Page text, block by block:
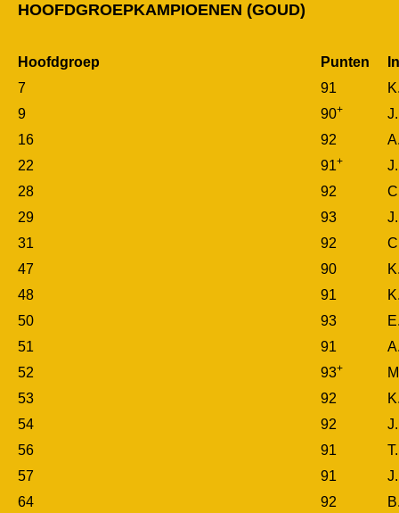
HOOFDGROEPKAMPIOENEN (GOUD)
Hoofdgroep Punten
7
91
9
90+
16
92
22
91+
28
92
29
93
31
92
47
90
48
91
50
93
51
91
52
93+
53
92
54
92
56
91
57
91
64
92